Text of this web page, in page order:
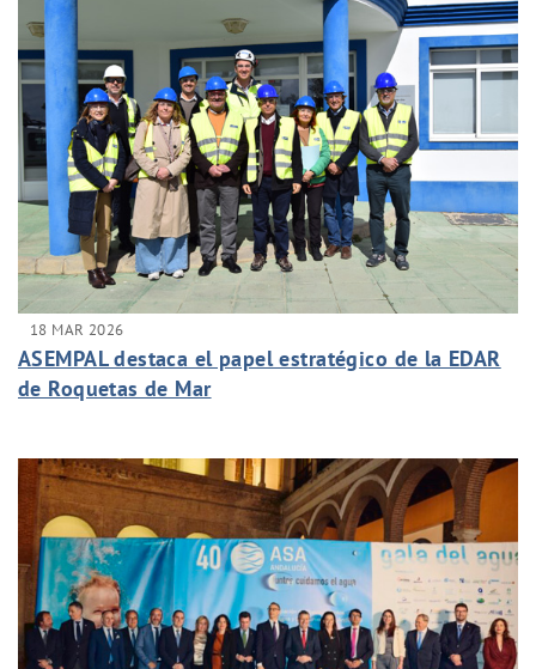
18 MAR 2026
ASEMPAL destaca el papel estratégico de la EDAR
de Roquetas de Mar